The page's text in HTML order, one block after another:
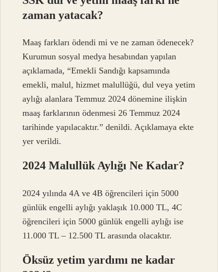
zaman yatacak?
Maaş farkları ödendi mi ve ne zaman ödenecek?
Kurumun sosyal medya hesabından yapılan
açıklamada, “Emekli Sandığı kapsamında
emekli, malul, hizmet malullüğü, dul veya yetim
aylığı alanlara Temmuz 2024 dönemine ilişkin
maaş farklarının ödenmesi 26 Temmuz 2024
tarihinde yapılacaktır.” denildi. Açıklamaya ekte
yer verildi.
2024 Malullük Aylığı Ne Kadar?
2024 yılında 4A ve 4B öğrencileri için 5000
günlük engelli aylığı yaklaşık 10.000 TL, 4C
öğrencileri için 5000 günlük engelli aylığı ise
11.000 TL – 12.500 TL arasında olacaktır.
Öksüz yetim yardımı ne kadar